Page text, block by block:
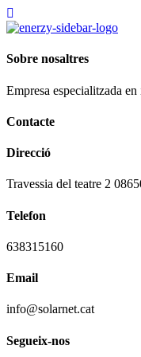
Sobre nosaltres
Empresa especialitzada
Contacte
Direcció
Travessia del teatre 2
Telefon
638315160
Email
info@solarnet.cat
Segueix-nos